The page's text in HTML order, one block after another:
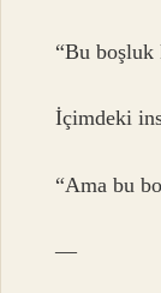
“Bu boşluk
İçimdeki
“Ama bu
—